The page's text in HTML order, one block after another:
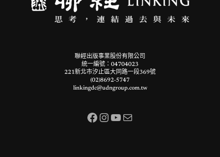
聯經出版事業股份有限公司
統一編號：04704023
221新北市汐止區大同路一段369號
(02)8692-5747
linkingdc@udngroup.com.tw
Facebook InstagramYouTube 電子郵件